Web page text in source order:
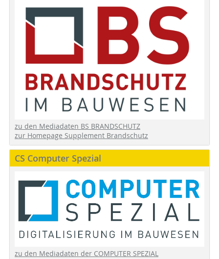
zu den Mediadaten BS BRANDSCHUTZ
zur Homepage Supplement Brandschutz
CS Computer Spezial
zu den Mediadaten der COMPUTER SPEZIAL